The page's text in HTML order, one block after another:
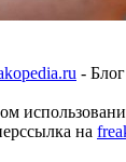
-
на